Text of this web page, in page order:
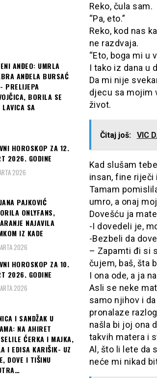
Reko, čula sam.
“Pa, eto.”
Reko, kod nas
ne razdvaja.
“Eto, boga mi u
I tako iz dana u
Da mi nije
djecu sa mojim
život.
Čitaj još: VIC
Kad slušam
insan, fine riječi
Tamam
umro, a onaj
Dovešću ja
-I dovedeli je,
-Bezbeli da
– Zapamti đi si
čujem, baš, šta
I ona ode, a ja
Asli se neke
samo njihov i
pronalaze
našla bi joj ona
takvih matera i
Al, što li lete da
neće mi nikad
ANĐEO: UMRLA
ANĐELA BURSAĆ
PRELIJEPA
BORILA SE
LAVICA SA
HOROSKOP ZA 12.
2026. GODINE
2026
PAJKOVIĆ
ONLYFANS,
NAJAVILA
IZ KADE
2026
HOROSKOP ZA 10.
2026. GODINE
2026
I SANDŽAK U
NA AHIRET
ĆERKA I MAJKA,
I EDISA KARIŠIK- UZ
DOVE I TIŠINU